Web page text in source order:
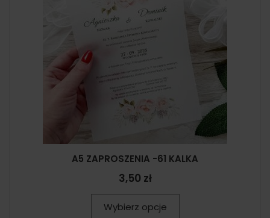
A5 ZAPROSZENIA -61 KALKA
3,50 zł
Wybierz opcje